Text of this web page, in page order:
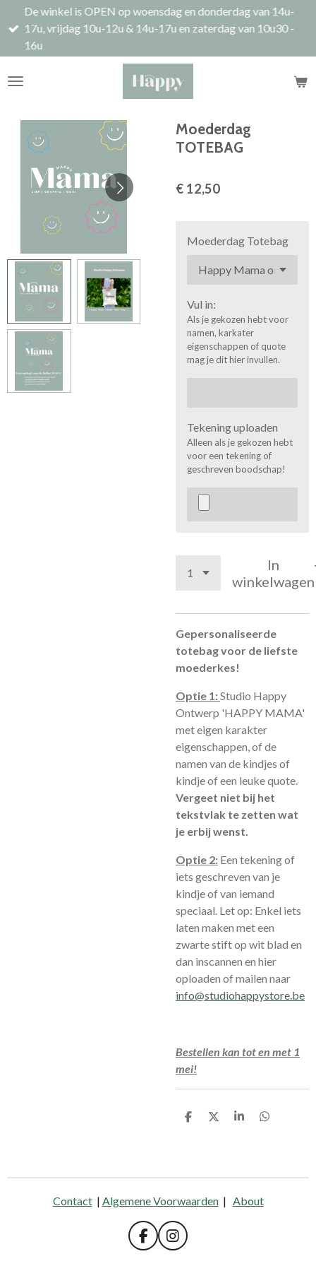
direct
naar
hoofdinhoud
De winkel is OPEN op woensdag en donderdag van 14u-
17u, vrijdag 10u-12u & 14u-17u en zaterdag van 10u30 -
16u
Moederdag
TOTEBAG
€ 12,50
Moederdag Totebag
Vul in:
Als je gekozen hebt voor
namen, karkater
eigenschappen of quote
mag je dit hier invullen.
Tekening uploaden
Alleen als je gekozen hebt
voor een tekening of
geschreven boodschap!
In
winkelwagen
Gepersonaliseerde
totebag voor de liefste
moederkes!
Optie 1:Studio Happy
Ontwerp 'HAPPY MAMA'
met eigen karakter
eigenschappen, of de
namen van de kindjes of
kindje of een leuke quote.
Vergeet niet bij het
tekstvlak te zetten wat
je erbij wenst.
Optie 2: Een tekening of
iets geschreven van je
kindje of van iemand
speciaal. Let op: Enkel iets
laten maken met een
zwarte stift op wit blad en
dan inscannen en hier
oploaden of mailen naar
info@studiohappystore.be
Bestellen kan tot en met 1
mei!
D
D
S
D
Contact | Algemene Voorwaarden| About
F
a
I
n